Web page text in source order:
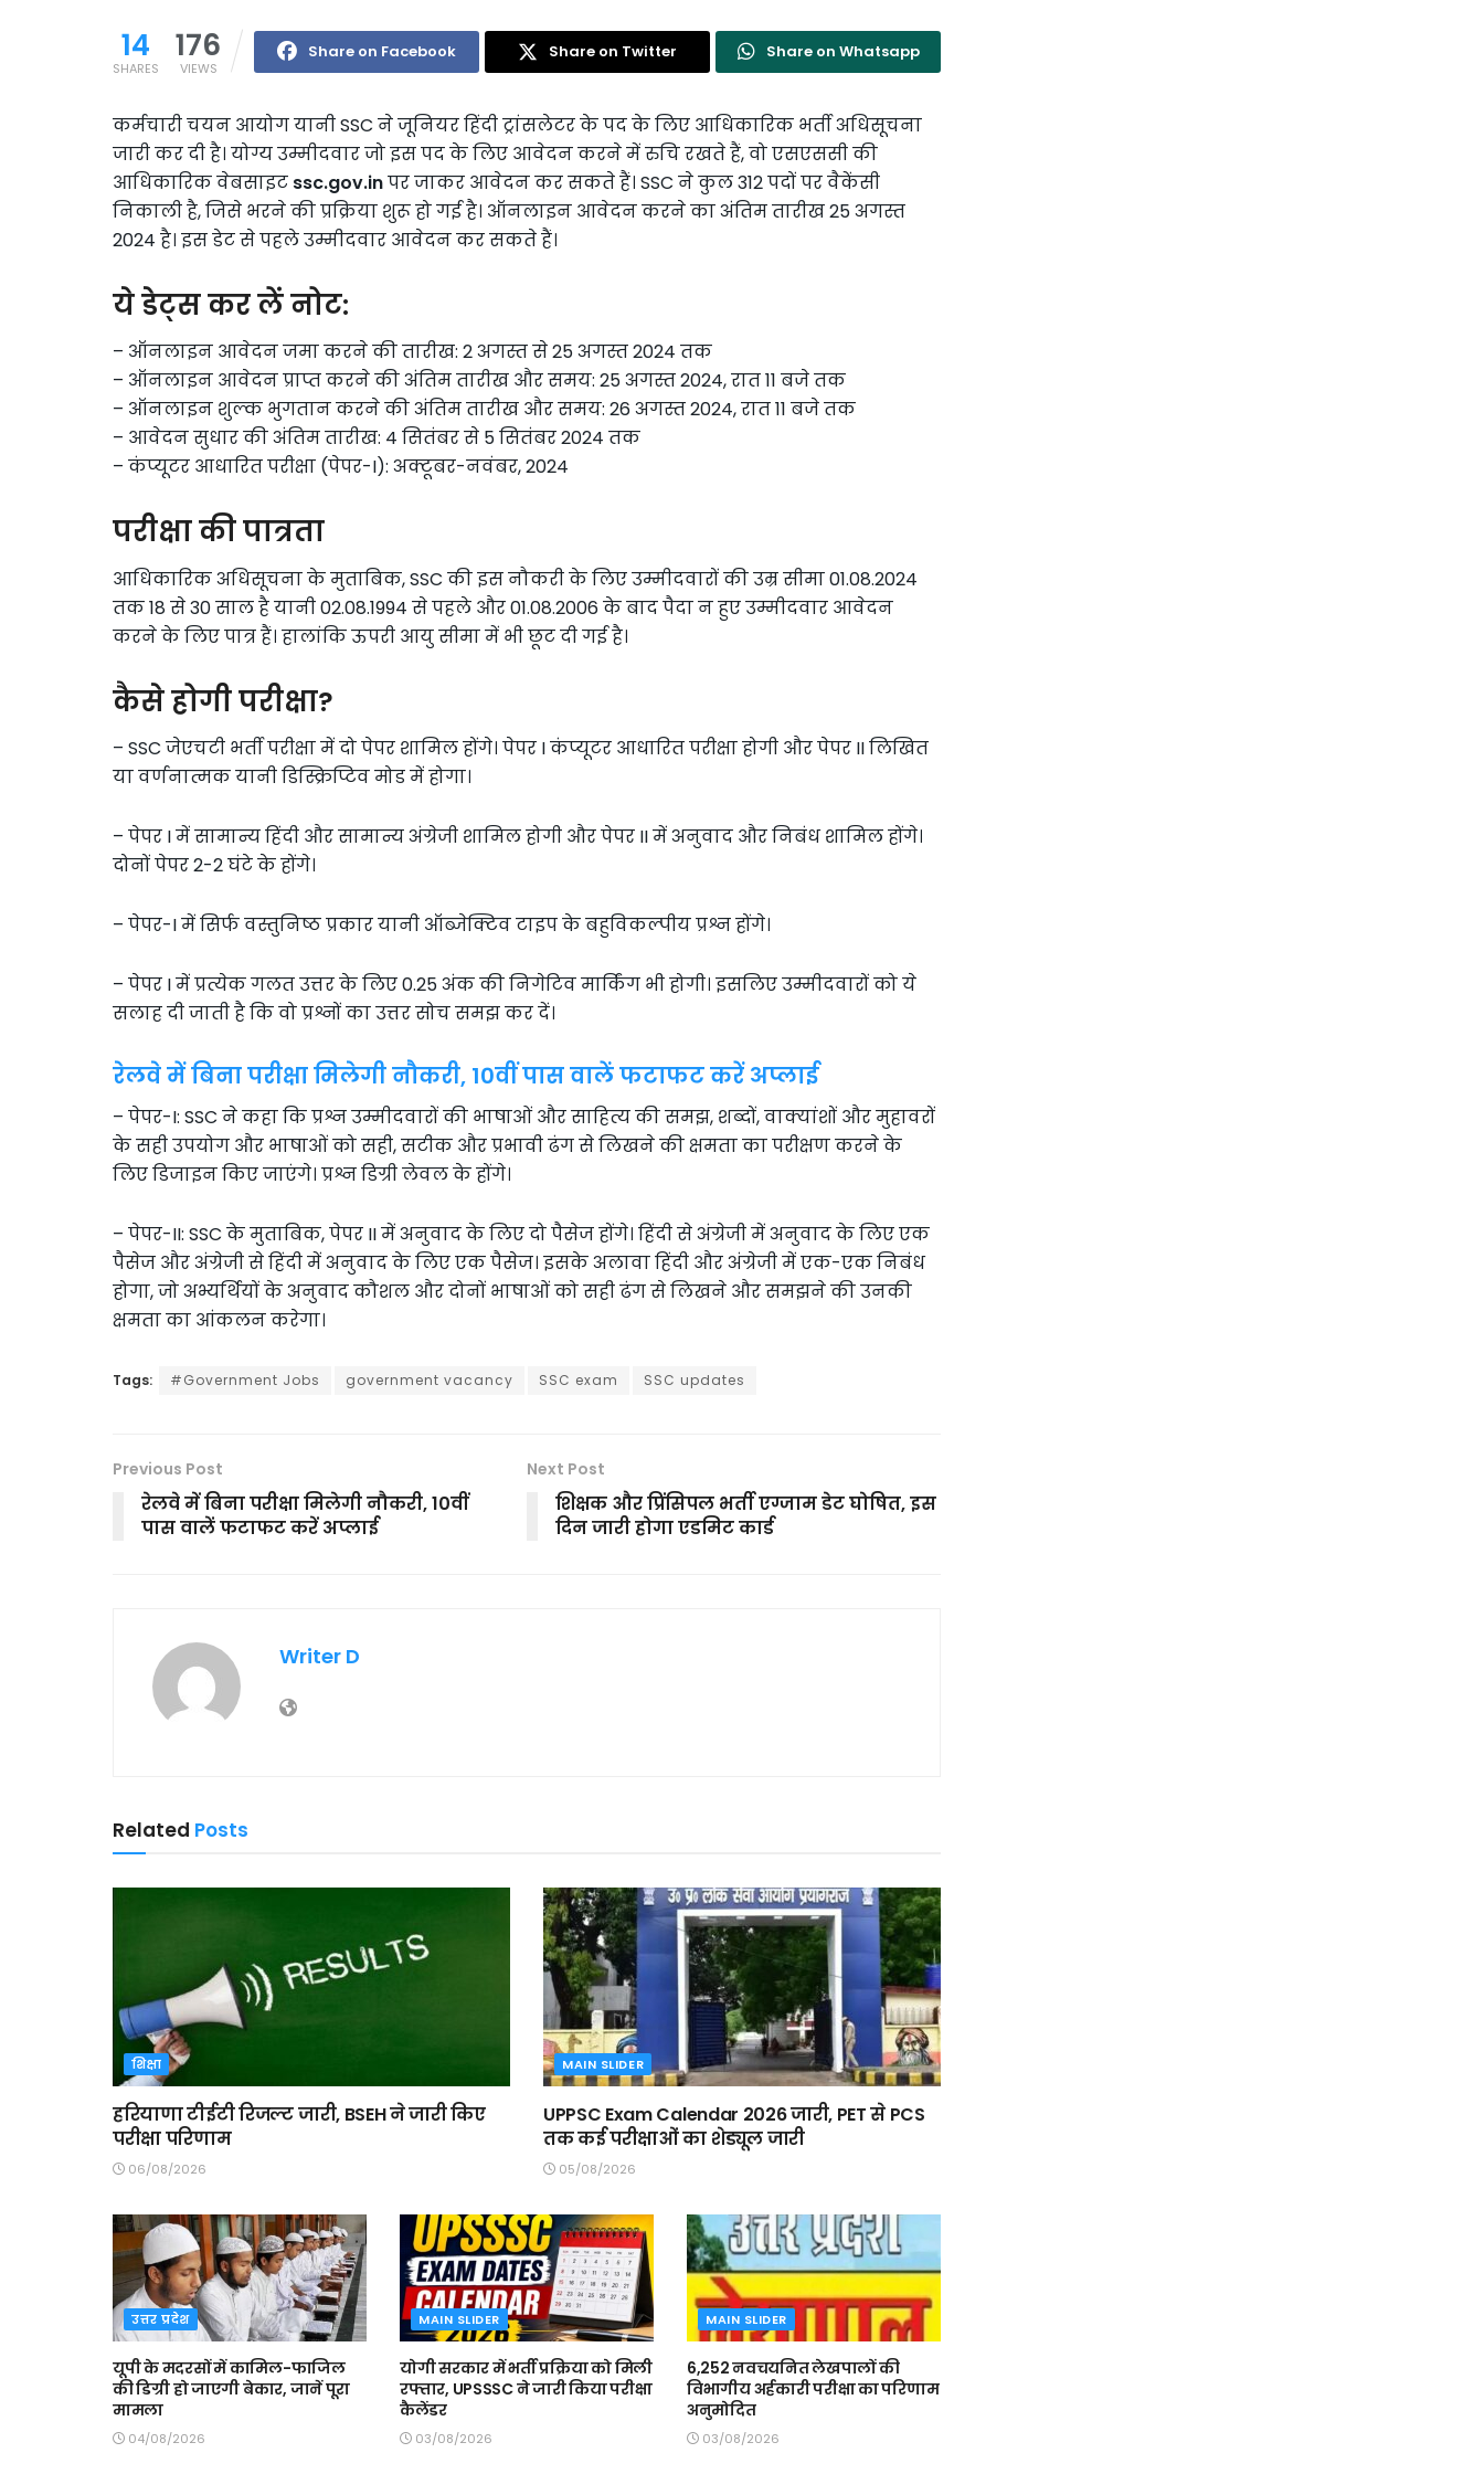
14
SHARES
176
VIEWS
Share on Facebook Share on Twitter Share on Whatsapp
कर्मचारी चयन आयोग यानी SSC ने जूनियर हिंदी ट्रांसलेटर के पद के लिए आधिकारिक भर्ती अधिसूचना
जारी कर दी है। योग्य उम्मीदवार जो इस पद के लिए आवेदन करने में रुचि रखते हैं, वो एसएससी की
आधिकारिक वेबसाइट ssc.gov.inपर जाकर आवेदन कर सकते हैं। SSC ने कुल 312 पदों पर वैकेंसी
निकाली है, जिसे भरने की प्रक्रिया शुरू हो गई है। ऑनलाइन आवेदन करने का अंतिम तारीख 25 अगस्त
2024 है। इस डेट से पहले उम्मीदवार आवेदन कर सकते हैं।
ये डेट्स कर लें नोट:
– ऑनलाइन आवेदन जमा करने की तारीख: 2 अगस्त से 25 अगस्त 2024 तक
– ऑनलाइन आवेदन प्राप्त करने की अंतिम तारीख और समय: 25 अगस्त 2024, रात 11 बजे तक
– ऑनलाइन शुल्क भुगतान करने की अंतिम तारीख और समय: 26 अगस्त 2024, रात 11 बजे तक
– आवेदन सुधार की अंतिम तारीख: 4 सितंबर से 5 सितंबर 2024 तक
– कंप्यूटर आधारित परीक्षा (पेपर-I): अक्टूबर-नवंबर, 2024
परीक्षा की पात्रता
आधिकारिक अधिसूचना के मुताबिक, SSC की इस नौकरी के लिए उम्मीदवारों की उम्र सीमा 01.08.2024
तक 18 से 30 साल है यानी 02.08.1994 से पहले और 01.08.2006 के बाद पैदा न हुए उम्मीदवार आवेदन
करने के लिए पात्र हैं। हालांकि ऊपरी आयु सीमा में भी छूट दी गई है।
कैसे होगी परीक्षा?
– SSC जेएचटी भर्ती परीक्षा में दो पेपर शामिल होंगे। पेपर I कंप्यूटर आधारित परीक्षा होगी और पेपर II लिखित
या वर्णनात्मक यानी डिस्क्रिप्टिव मोड में होगा।
– पेपर I में सामान्य हिंदी और सामान्य अंग्रेजी शामिल होगी और पेपर II में अनुवाद और निबंध शामिल होंगे।
दोनों पेपर 2-2 घंटे के होंगे।
– पेपर-I में सिर्फ वस्तुनिष्ठ प्रकार यानी ऑब्जेक्टिव टाइप के बहुविकल्पीय प्रश्न होंगे।
– पेपर I में प्रत्येक गलत उत्तर के लिए 0.25 अंक की निगेटिव मार्किंग भी होगी। इसलिए उम्मीदवारों को ये
सलाह दी जाती है कि वो प्रश्नों का उत्तर सोच समझ कर दें।
रेलवे में बिना परीक्षा मिलेगी नौकरी, 10वीं पास वालें फटाफट करें अप्लाई
– पेपर-I: SSC ने कहा कि प्रश्न उम्मीदवारों की भाषाओं और साहित्य की समझ, शब्दों, वाक्यांशों और मुहावरों
के सही उपयोग और भाषाओं को सही, सटीक और प्रभावी ढंग से लिखने की क्षमता का परीक्षण करने के
लिए डिजाइन किए जाएंगे। प्रश्न डिग्री लेवल के होंगे।
– पेपर-II: SSC के मुताबिक, पेपर II में अनुवाद के लिए दो पैसेज होंगे। हिंदी से अंग्रेजी में अनुवाद के लिए एक
पैसेज और अंग्रेजी से हिंदी में अनुवाद के लिए एक पैसेज। इसके अलावा हिंदी और अंग्रेजी में एक-एक निबंध
होगा, जो अभ्यर्थियों के अनुवाद कौशल और दोनों भाषाओं को सही ढंग से लिखने और समझने की उनकी
क्षमता का आंकलन करेगा।
Tags: #Government Jobs government vacancy SSC exam SSC updates
Previous Post
रेलवे में बिना परीक्षा मिलेगी नौकरी, 10वीं
पास वालें फटाफट करें अप्लाई
Next Post
शिक्षक और प्रिंसिपल भर्ती एग्जाम डेट घोषित, इस
दिन जारी होगा एडमिट कार्ड
Writer D
Related Posts
शिक्षा
हरियाणा टीईटी रिजल्ट जारी, BSEH ने जारी किए
परीक्षा परिणाम
06/08/2026
MAIN SLIDER
UPPSC Exam Calendar 2026 जारी, PET से PCS
तक कई परीक्षाओं का शेड्यूल जारी
05/08/2026
उत्तर प्रदेश
यूपी के मदरसों में कामिल-फाजिल
की डिग्री हो जाएगी बेकार, जानें पूरा
मामला
04/08/2026
MAIN SLIDER
योगी सरकार में भर्ती प्रक्रिया को मिली
रफ्तार, UPSSSC ने जारी किया परीक्षा
कैलेंडर
03/08/2026
MAIN SLIDER
6,252 नवचयनित लेखपालों की
विभागीय अर्हकारी परीक्षा का परिणाम
अनुमोदित
03/08/2026